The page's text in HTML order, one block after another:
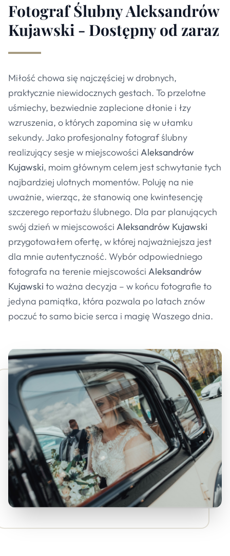
Fotograf Ślubny Aleksandrów
Kujawski - Dostępny od zaraz
Miłość chowa się najczęściej w drobnych,
praktycznie niewidocznych gestach. To przelotne
uśmiechy, bezwiednie zaplecione dłonie i łzy
wzruszenia, o których zapomina się w ułamku
sekundy. Jako profesjonalny fotograf ślubny
realizujący sesje w miejscowości Aleksandrów
Kujawski, moim głównym celem jest schwytanie tych
najbardziej ulotnych momentów. Poluję na nie
uważnie, wierząc, że stanowią one kwintesencję
szczerego reportażu ślubnego. Dla par planujących
swój dzień w miejscowości Aleksandrów Kujawski
przygotowałem ofertę, w której najważniejsza jest
dla mnie autentyczność. Wybór odpowiedniego
fotografa na terenie miejscowości Aleksandrów
Kujawski to ważna decyzja – w końcu fotografie to
jedyna pamiątka, która pozwala po latach znów
poczuć to samo bicie serca i magię Waszego dnia.